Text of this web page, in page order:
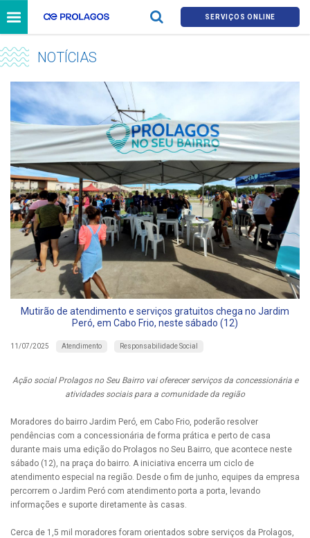
SERVIÇOS ONLINE
NOTÍCIAS
Mutirão de atendimento e serviços gratuitos chega no Jardim
Peró, em Cabo Frio, neste sábado (12)
11/07/2025 Atendimento Responsabilidade Social
Ação social Prolagos no Seu Bairro vai oferecer serviços da concessionária e
atividades sociais para a comunidade da região
Moradores do bairro Jardim Peró, em Cabo Frio, poderão resolver
pendências com a concessionária de forma prática e perto de casa
durante mais uma edição do Prolagos no Seu Bairro, que acontece neste
sábado (12), na praça do bairro. A iniciativa encerra um ciclo de
atendimento especial na região. Desde o fim de junho, equipes da empresa
percorrem o Jardim Peró com atendimento porta a porta, levando
informações e suporte diretamente às casas.
Cerca de 1,5 mil moradores foram orientados sobre serviços da Prolagos,